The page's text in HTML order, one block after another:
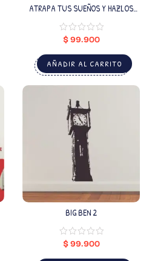
ATRAPA TUS SUEÑOS Y HAZLOS
$99.900
AÑADIR AL CARRITO
BIG BEN 2
$99.900